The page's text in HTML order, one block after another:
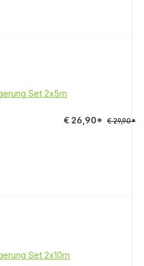
Set 2x5m
€ 26,90* € 29,90*
Set 2x10m